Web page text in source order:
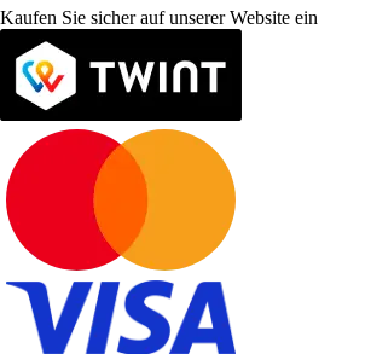
Kaufen Sie sicher auf unserer Website ein